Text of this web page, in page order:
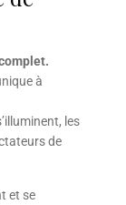
à
les
de
et se